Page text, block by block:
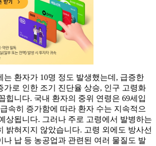
는 환자가 10명 정도 발생했는데, 급증한
가로 인한 조기 진단율 상승, 인구 고령화
힙니다. 국내 환자의 중위 연령은 69세입
속히 증가함에 따라 환자 수는 지속적으
상됩니다. 그러나 주로 고령에서 발병하는
밝혀지지 않았습니다. 고령 외에도 방사선
나 납 등 농공업과 관련된 여러 물질도 발